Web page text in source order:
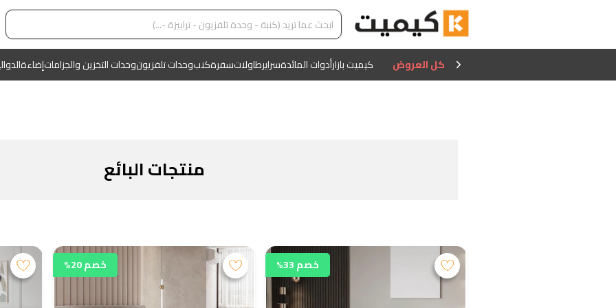
كل العروض كيميت بازارأدوات المائدةسرايرطاولاتسفرةكنبوحدات تلفزيونوحدات التخزين والجزاماتإضاءة
منتجات البائع
خصم 33% خصم 20%